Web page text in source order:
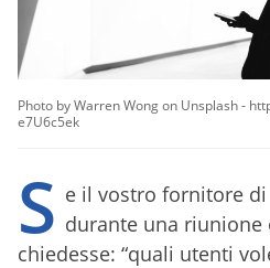
Photo by Warren Wong on Unsplash -
e7U6c5ek
S e il vostro fornitore
durante una riunione
chiedesse: “quali utenti